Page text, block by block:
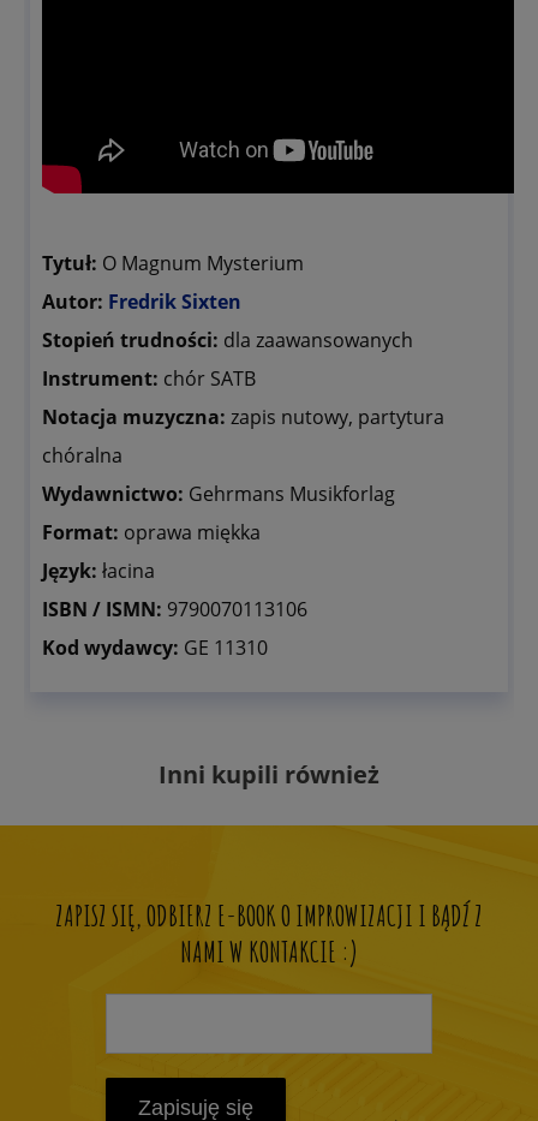
Tytuł: O Magnum Mysterium
Autor: Fredrik Sixten
Stopień trudności: dla zaawansowanych
Instrument: chór SATB
Notacja muzyczna: zapis nutowy, partytura
chóralna
Wydawnictwo: Gehrmans Musikforlag
Format: oprawa miękka
Język: łacina
ISBN / ISMN: 9790070113106
Kod wydawcy: GE 11310
Inni kupili również
ZAPISZ SIĘ, ODBIERZ E-BOOK O IMPROWIZACJI I BĄDŹ Z
NAMI W KONTAKCIE :)
Zapisuję się